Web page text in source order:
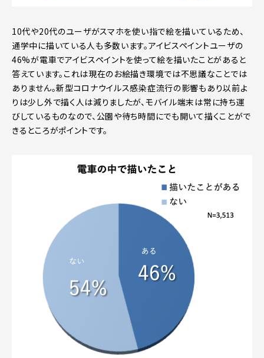
10代や20代のユーザがスマホを使い指で絵を描いているため、
通学中に描いている人も多数います。アイビスペイントユーザの
46%が電車でアイビスペイントを使って絵を描いたことがあると
答えています。これは現在のお絵描き環境では不思議なことでは
ありません。新型コロナウイルス感染症流行の影響もあり以前よ
りは少し外で描く人は減りましたが、モバイル端末は常に持ち運
びしているものなので、公園や待ち時間にでも開いて描くことがで
きるところがポイントです。